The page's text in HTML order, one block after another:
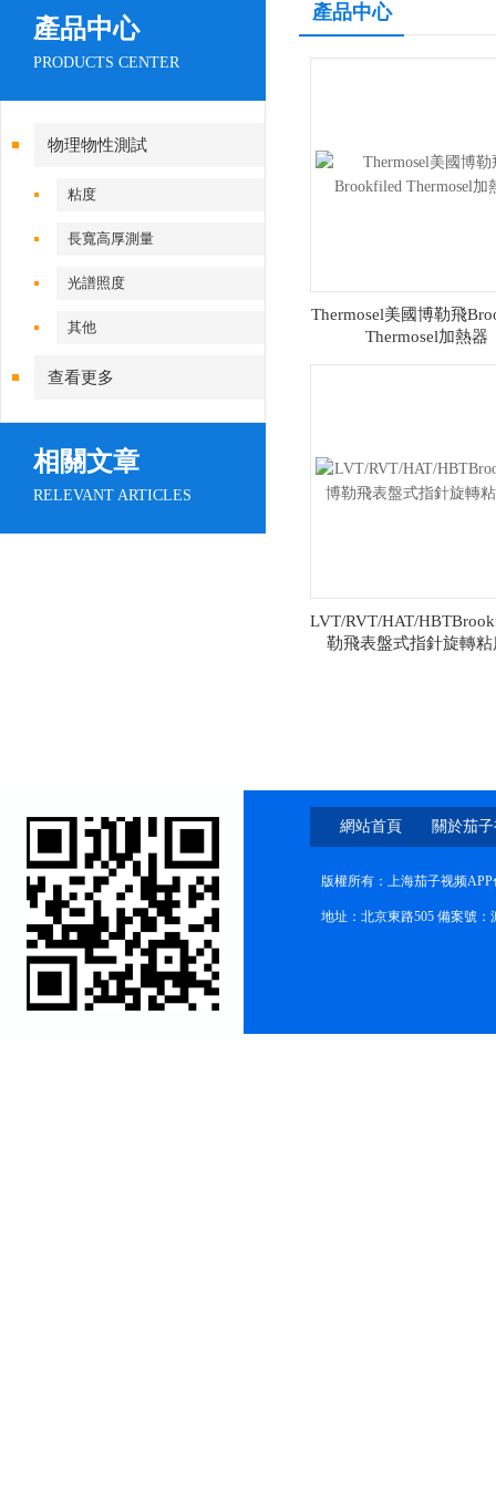
產品中心
PRODUCTS CENTER
物理物性測試
粘度
長寬高厚測量
光譜照度
其他
查看更多
相關文章
RELEVANT ARTICLES
產品中心
Thermosel美國博勒飛
Thermosel加熱器
LVT/RVT/HAT/
勒飛表盤式指針旋轉粘
網站首頁 關於茄
版權所有：上海茄子视频
地址：北京東路505 備案號：